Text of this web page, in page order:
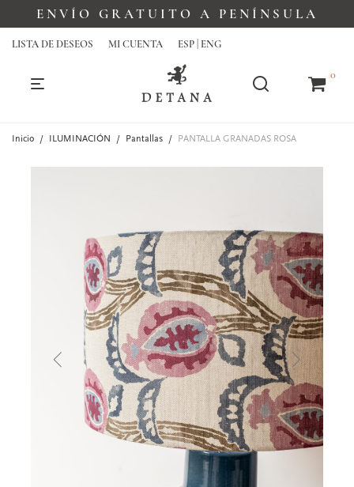
ENVÍO GRATUITO A PENÍNSULA
LISTA DE DESEOS MI CUENTA ESP | ENG
0
Inicio / ILUMINACIÓN / Pantallas / PANTALLA GRANADAS ROSA